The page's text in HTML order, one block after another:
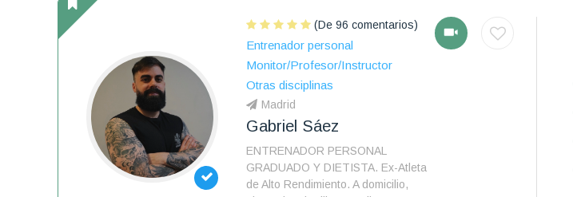
(De 96 comentarios)
Entrenador personal
Monitor/Profesor/Instructor
Otras disciplinas
Madrid
Gabriel Sáez
ENTRENADOR PERSONAL
GRADUADO Y DIETISTA. Ex-Atleta
de Alto Rendimiento. A domicilio,